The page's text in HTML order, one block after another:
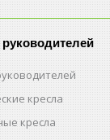
кресла
кресла